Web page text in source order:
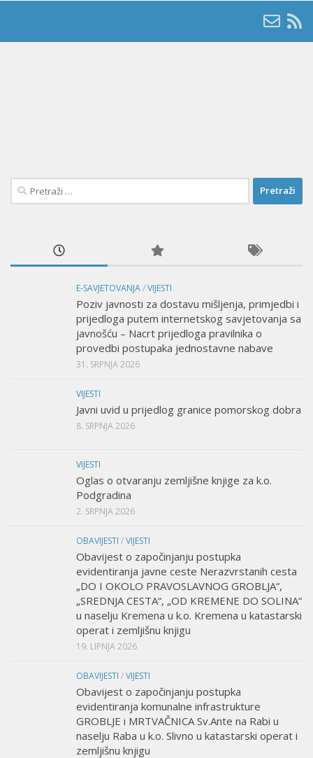
Pretraži:
E-SAVJETOVANJA/VIJESTI
Poziv javnosti za dostavu mišljenja, primjedbi i
prijedloga putem internetskog savjetovanja sa
javnošću – Nacrt prijedloga pravilnika o
provedbi postupaka jednostavne nabave
31. SRPNJA 2026
VIJESTI
Javni uvid u prijedlog granice pomorskog dobra
8. SRPNJA 2026
VIJESTI
Oglas o otvaranju zemljišne knjige za k.o.
Podgradina
2. SRPNJA 2026
OBAVIJESTI /VIJESTI
Obavijest o započinjanju postupka
evidentiranja javne ceste Nerazvrstanih cesta
„DO I OKOLO PRAVOSLAVNOG GROBLJA“,
„SREDNJA CESTA“, „OD KREMENE DO SOLINA“
u naselju Kremena u k.o. Kremena u katastarski
operat i zemljišnu knjigu
19. LIPNJA 2026
OBAVIJESTI /VIJESTI
Obavijest o započinjanju postupka
evidentiranja komunalne infrastrukture
GROBLJE i MRTVAČNICA Sv.Ante na Rabi u
naselju Raba u k.o. Slivno u katastarski operat i
zemljišnu knjigu